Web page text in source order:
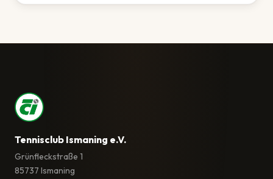
Tennisclub Ismaning e.V.
Grünfleckstraße 1
85737 Ismaning